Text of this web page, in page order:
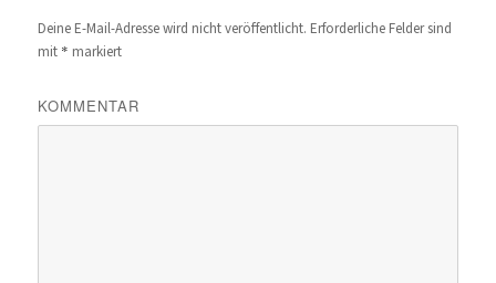
Deine E-Mail-Adresse wird nicht veröffentlicht. Erforderliche Felder sind
mit * markiert
KOMMENTAR